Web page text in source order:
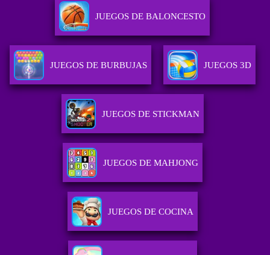
JUEGOS DE BALONCESTO
JUEGOS DE BURBUJAS JUEGOS 3D
JUEGOS DE STICKMAN
JUEGOS DE MAHJONG
JUEGOS DE COCINA